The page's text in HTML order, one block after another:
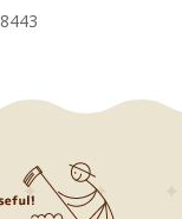
8443